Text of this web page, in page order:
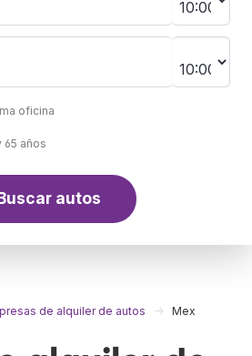
oficina
65 años
autos
de alquiler de autos Mex